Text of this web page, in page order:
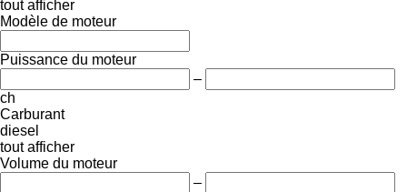
tout afficher
Modèle de moteur
Puissance du moteur
–
ch
Carburant
diesel
tout afficher
Volume du moteur
–